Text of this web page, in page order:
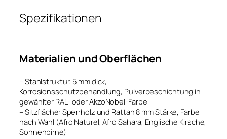
Spezifikationen
Materialien und Oberflächen
– Stahlstruktur, 5 mm dick,
Korrosionsschutzbehandlung, Pulverbeschichtung in
gewählter RAL- oder AkzoNobel-Farbe
– Sitzfläche: Sperrholz und Rattan 8 mm Stärke, Farbe
nach Wahl (Afro Naturel, Afro Sahara, Englische Kirsche,
Sonnenbirne)